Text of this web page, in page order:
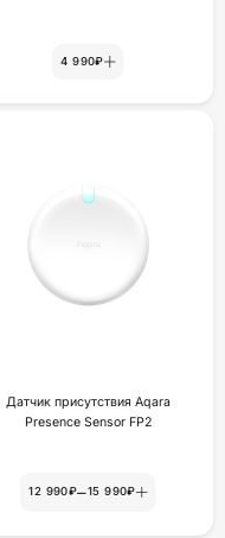
4 990₽
Датчик присутствия Aqara
Presence Sensor FP2
12 990₽–15 990₽